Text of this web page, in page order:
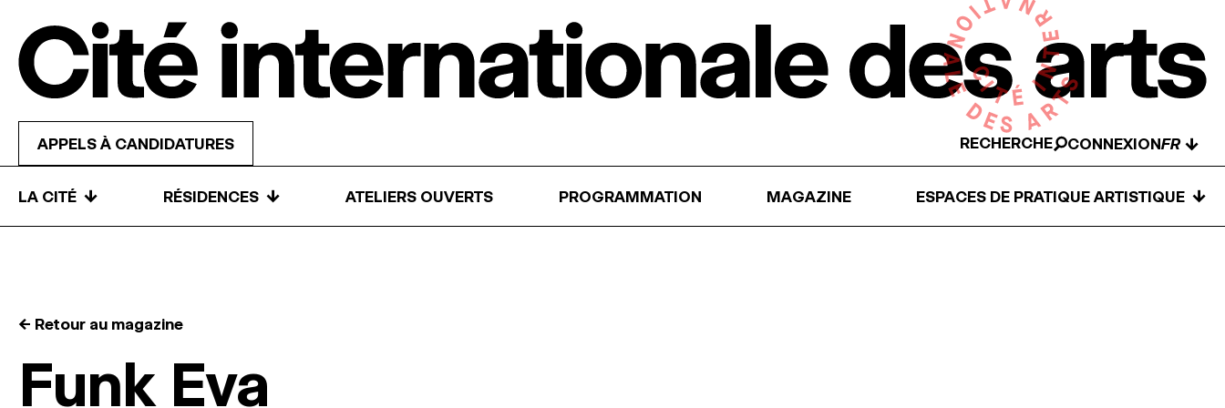
APPELS À CANDIDATURES RECHERCHE CONNEXION ↓
LA CITÉ ↓ RÉSIDENCES ↓ ATELIERS OUVERTS PROGRAMMATION MAGAZINE ESPACES DE PRATIQUE ARTISTIQUE ↓
← Retour au magazine
Funk Eva